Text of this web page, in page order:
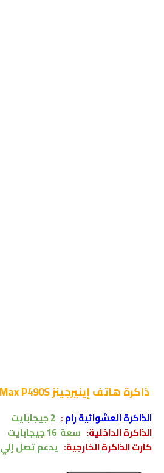
ذاكرةهاتف إينيرجينز Energizer Power Max P490S
الذاكرة العشوائية رام:
جيجابايت
الذاكرة الداخلية: سعة 16 جيجابايت
كارت الذاكرة الخارجية: يدعم تصل إلي 32 جيجابايت